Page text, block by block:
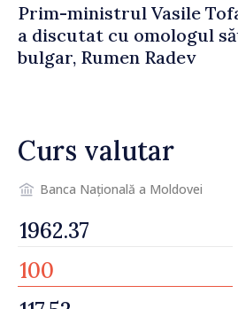
Prim-ministrul Vasile
a discutat cu omologul
bulgar, Rumen Radev
Curs valutar
Banca Națională a Moldovei